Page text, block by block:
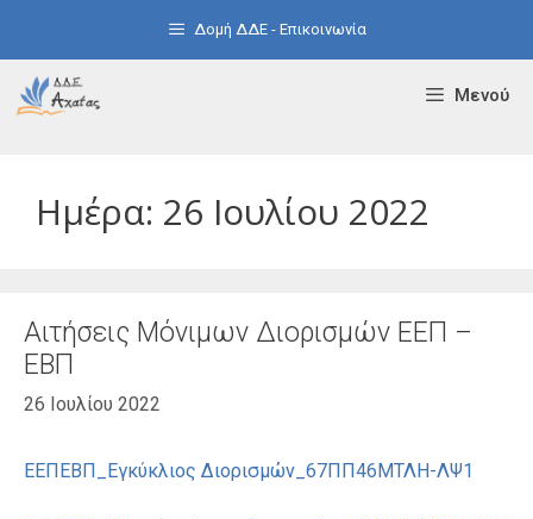
Δομή ΔΔΕ - Επικοινωνία
Μενού
Ημέρα: 26 Ιουλίου 2022
Αιτήσεις Μόνιμων Διορισμών ΕΕΠ –
ΕΒΠ
26 Ιουλίου 2022
ΕΕΠΕΒΠ_Εγκύκλιος Διορισμών_67ΠΠ46ΜΤΛΗ-ΛΨ1